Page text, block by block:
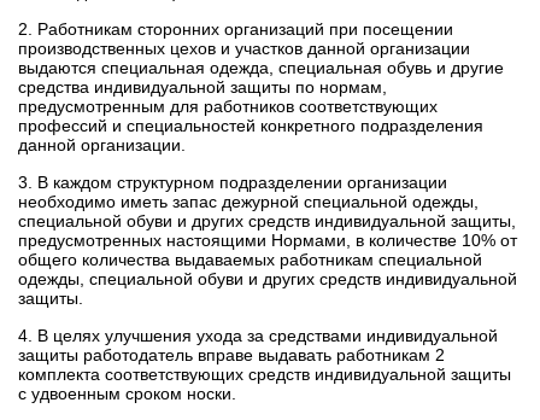
2. Работникам сторонних организаций при посещении
производственных цехов и участков данной организации
выдаются специальная одежда, специальная обувь и другие
средства индивидуальной защиты по нормам,
предусмотренным для работников соответствующих
профессий и специальностей конкретного подразделения
данной организации.
3. В каждом структурном подразделении организации
необходимо иметь запас дежурной специальной одежды,
специальной обуви и других средств индивидуальной защиты,
предусмотренных настоящими Нормами, в количестве 10% от
общего количества выдаваемых работникам специальной
одежды, специальной обуви и других средств индивидуальной
защиты.
4. В целях улучшения ухода за средствами индивидуальной
защиты работодатель вправе выдавать работникам 2
комплекта соответствующих средств индивидуальной защиты
с удвоенным сроком носки.